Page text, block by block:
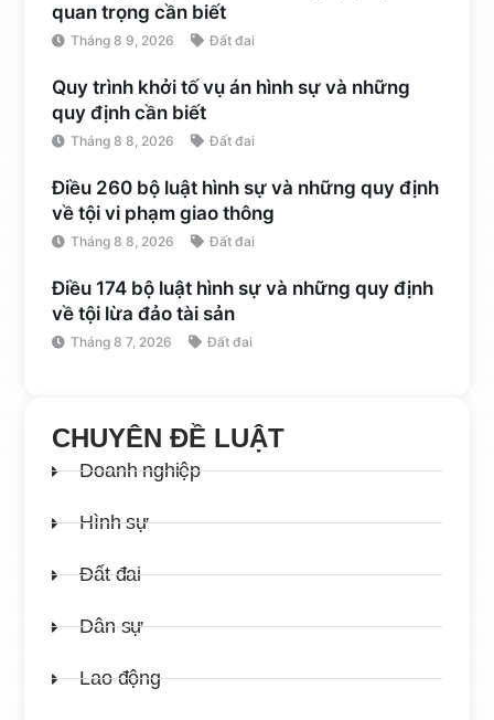
quan trọng cần biết
Tháng 8 9, 2026 Đất đai
Quy trình khởi tố vụ án hình sự và những
quy định cần biết
Tháng 8 8, 2026 Đất đai
Điều 260 bộ luật hình sự và những quy định
về tội vi phạm giao thông
Tháng 8 8, 2026 Đất đai
Điều 174 bộ luật hình sự và những quy định
về tội lừa đảo tài sản
Tháng 8 7, 2026 Đất đai
CHUYÊN ĐỀ LUẬT
Doanh nghiệp
Hình sự
Đất đai
Dân sự
Lao động